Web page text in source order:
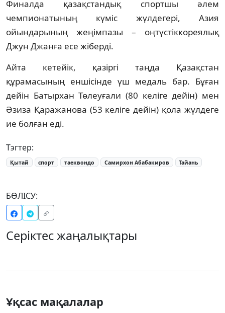
Финалда қазақстандық спортшы әлем
чемпионатының күміс жүлдегері, Азия
ойындарының жеңімпазы – оңтүстіккореялық
Джун Джанға есе жіберді.
Айта кетейік, қазіргі таңда Қазақстан
құрамасының еншісінде үш медаль бар. Бұған
дейін Батырхан Төлеуғали (80 келіге дейін) мен
Әзиза Қаражанова (53 келіге дейін) қола жүлдеге
ие болған еді.
Тэгтер:
Қытай спорт таеквондо Самирхон Абабакиров Тайань
БӨЛІСУ:
Серіктес жаңалықтары
Ұқсас мақалалар